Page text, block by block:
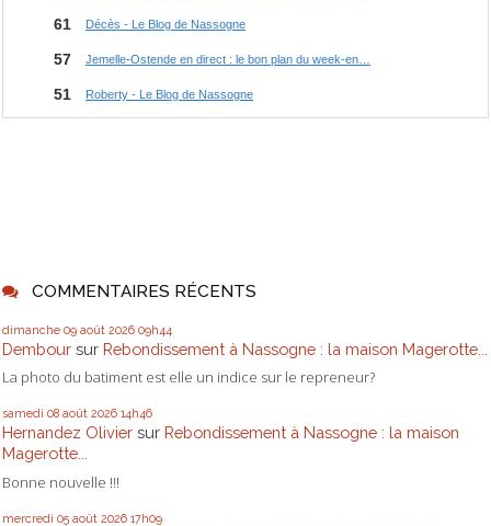
COMMENTAIRES RÉCENTS
dimanche 09 août 2026 09h44
Dembour sur Rebondissement à Nassogne : la maison Magerotte...
La photo du batiment est elle un indice sur le repreneur?
samedi 08 août 2026 14h46
Hernandez Olivier sur Rebondissement à Nassogne : la maison
Magerotte...
Bonne nouvelle !!!
mercredi 05 août 2026 17h09